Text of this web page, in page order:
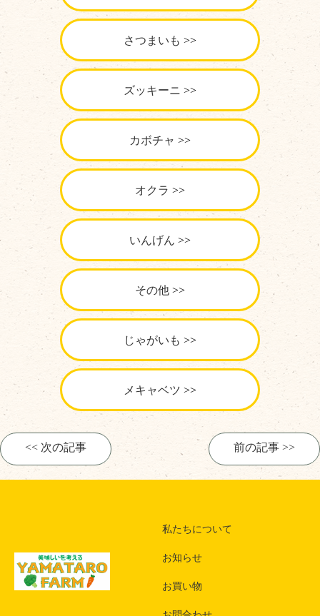
さつまいも
ズッキーニ
カボチャ
オクラ
いんげん
その他
じゃがいも
メキャベツ
<< 次の記事 前の記事 >>
私たちについて
お知らせ
お買い物